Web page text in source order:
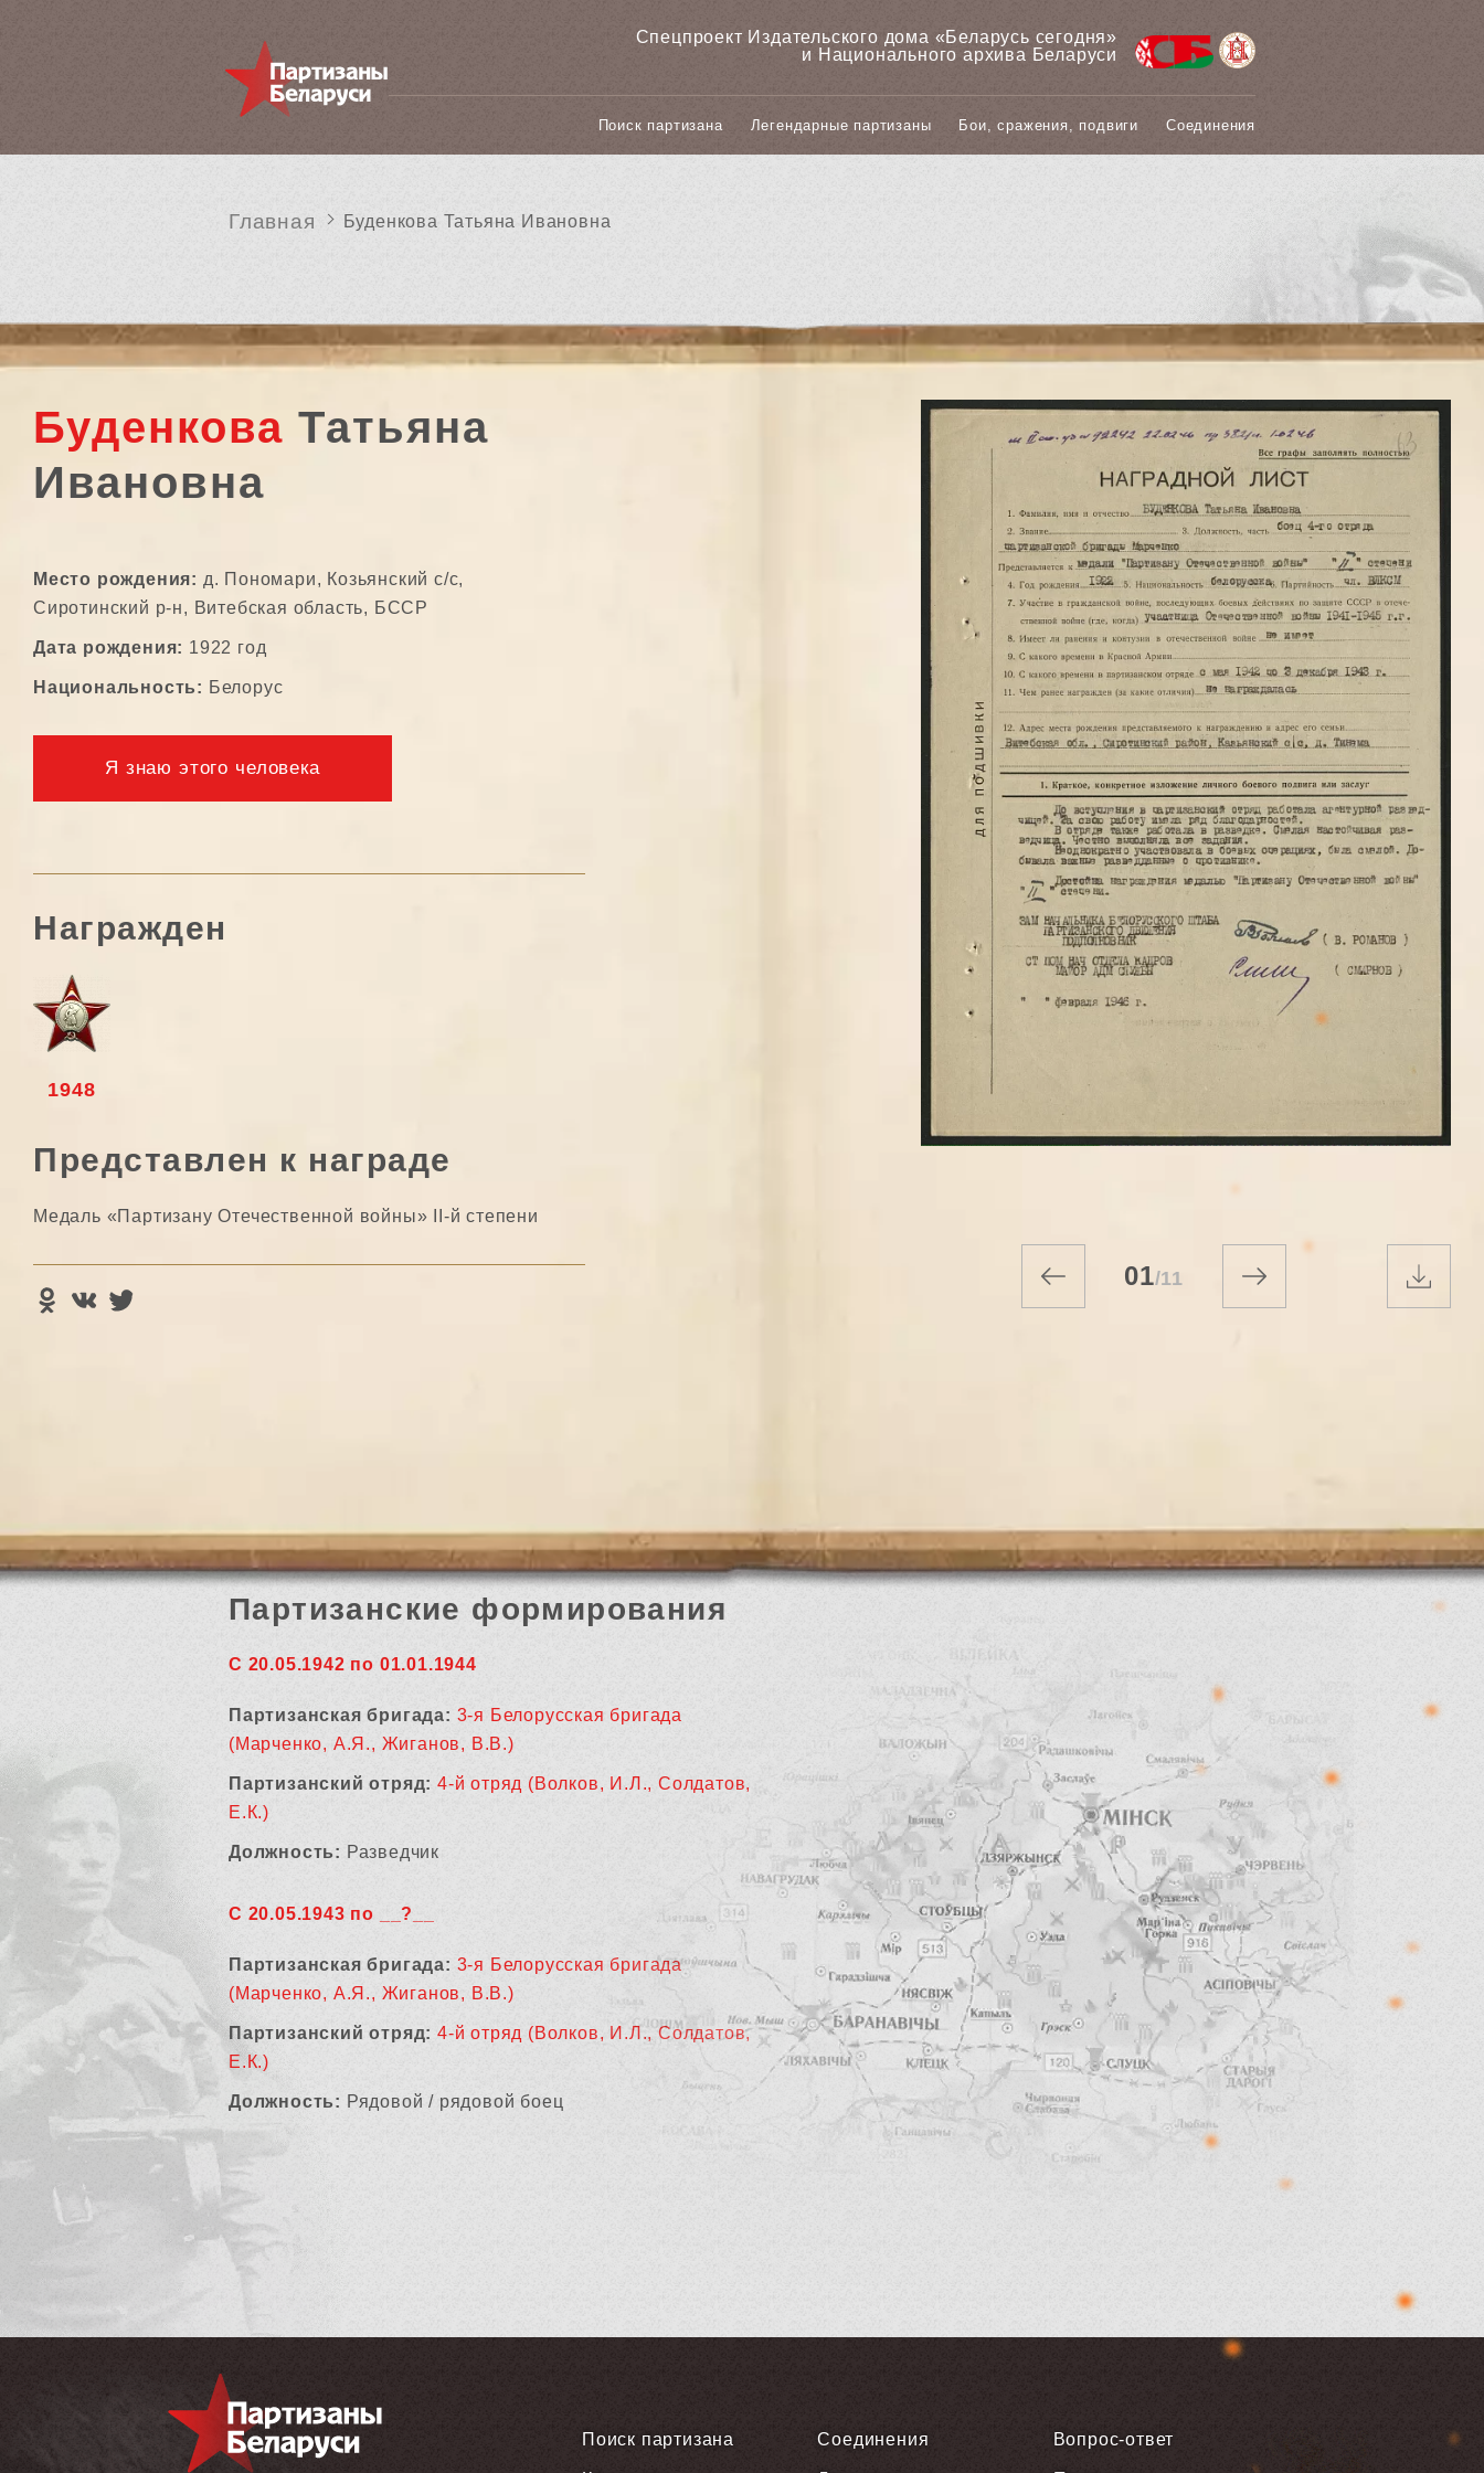
Спецпроект Издательского дома «‎Беларусь сегодня»
и Национального архива Беларуси
Поиск партизана Легендарные партизаны Бои, сражения, подвиги Соединения
Главная Буденкова Татьяна Ивановна
Буденкова Татьяна
Ивановна
Место рождения: д. Пономари, Козьянский с/с,
Сиротинский р-н, Витебская область, БССР
Дата рождения: 1922 год
Национальность: Белорус
Я знаю этого человека
Награжден
1948
Представлен к награде
Медаль «Партизану Отечественной войны» II-й степени
01/11
Партизанские формирования
С 20.05.1942 по 01.01.1944
Партизанская бригада: 3-я Белорусская бригада
(Марченко, А.Я., Жиганов, В.В.)
Партизанский отряд: 4-й отряд (Волков, И.Л., Солдатов,
Е.К.)
Должность: Разведчик
С 20.05.1943 по __?__
Партизанская бригада: 3-я Белорусская бригада
(Марченко, А.Я., Жиганов, В.В.)
Партизанский отряд: 4-й отряд (Волков, И.Л., Солдатов,
Е.К.)
Должность: Рядовой / рядовой боец
Поиск партизана Соединения Вопрос-ответ